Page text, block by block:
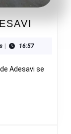
30-
| 16:57
Adesavi se